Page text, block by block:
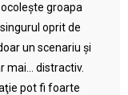
groapa
oprit de
un scenariu și
mai… distractiv.
pot fi foarte